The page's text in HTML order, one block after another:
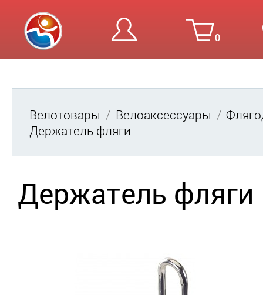
0
Велотовары Велоаксессуары
Держатель фляги
Держатель фляги